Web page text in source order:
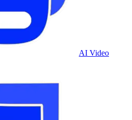
AI Video